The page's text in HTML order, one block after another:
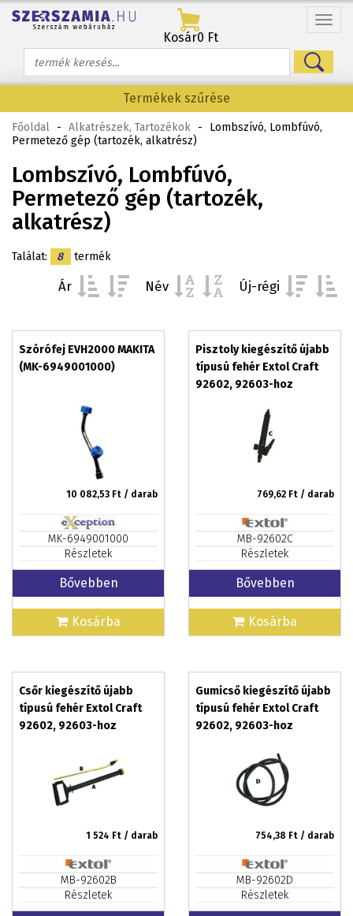
Menü
Kosár0 Ft
Termékek szűrése
Főoldal - Alkatrészek, Tartozékok -
Lombszívó, Lombfúvó,
Permetező gép (tartozék, alkatrész)
Lombszívó, Lombfúvó,
Permetező gép (tartozék,
alkatrész)
Találat: 8 termék
Ár Név Új-régi
Szórófej EVH2000 MAKITA
(MK-6949001000)
10 082,53 Ft / darab
MK-6949001000
Részletek
Bővebben
Kosárba
Pisztoly kiegészítő újabb
típusú fehér Extol Craft
92602, 92603-hoz
769,62 Ft / darab
MB-92602C
Részletek
Bővebben
Kosárba
Csőr kiegészítő újabb
típusú fehér Extol Craft
92602, 92603-hoz
1 524 Ft / darab
MB-92602B
Részletek
Gumicső kiegészítő újabb
típusú fehér Extol Craft
92602, 92603-hoz
754,38 Ft / darab
MB-92602D
Részletek